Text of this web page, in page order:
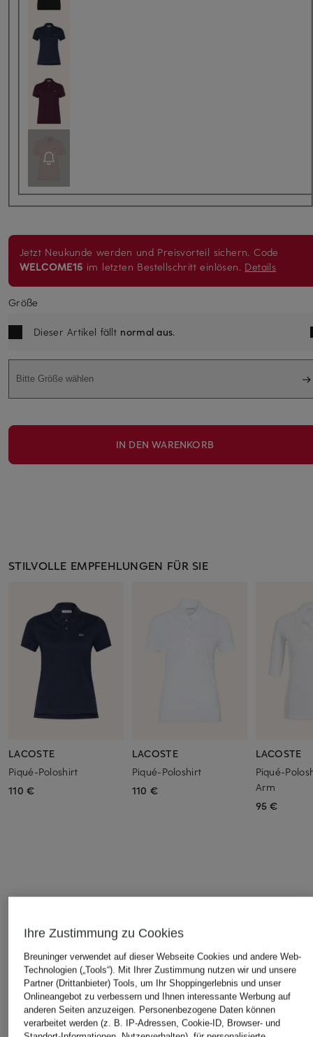
Jetzt Neukunde werden und Preisvorteil sichern. Code
WELCOME15 im letzten Bestellschritt einlösen. Details
Größe
Dieser Artikel fällt normal aus.
Bitte Größe wählen
IN DEN WARENKORB
STILVOLLE EMPFEHLUNGEN FÜR SIE
LACOSTE
Piqué-Poloshirt
110 €
LACOSTE
Piqué-Poloshirt
110 €
LACOSTE
Piqué-
Arm
95 €
Ihre Zustimmung zu Cookies
Breuninger verwendet auf dieser Webseite Cookies und andere Web-
Technologien („Tools“). Mit Ihrer Zustimmung nutzen wir und unsere
Partner (Drittanbieter) Tools, um Ihr Shoppingerlebnis und unser
Onlineangebot zu verbessern und Ihnen interessante Werbung auf
anderen Seiten anzuzeigen. Personenbezogene Daten können
verarbeitet werden (z. B. IP-Adressen, Cookie-ID, Browser- und